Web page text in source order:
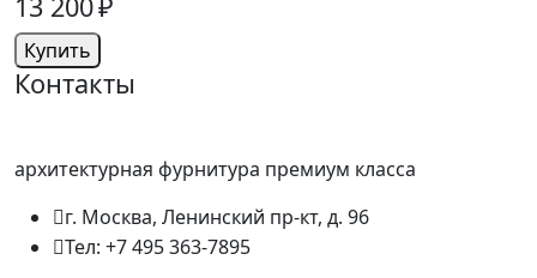
Купить
Контакты
архитектурная фурнитура премиум класса
г. Москва, Ленинский пр-кт, д. 96
Тел: +7 495 363-7895